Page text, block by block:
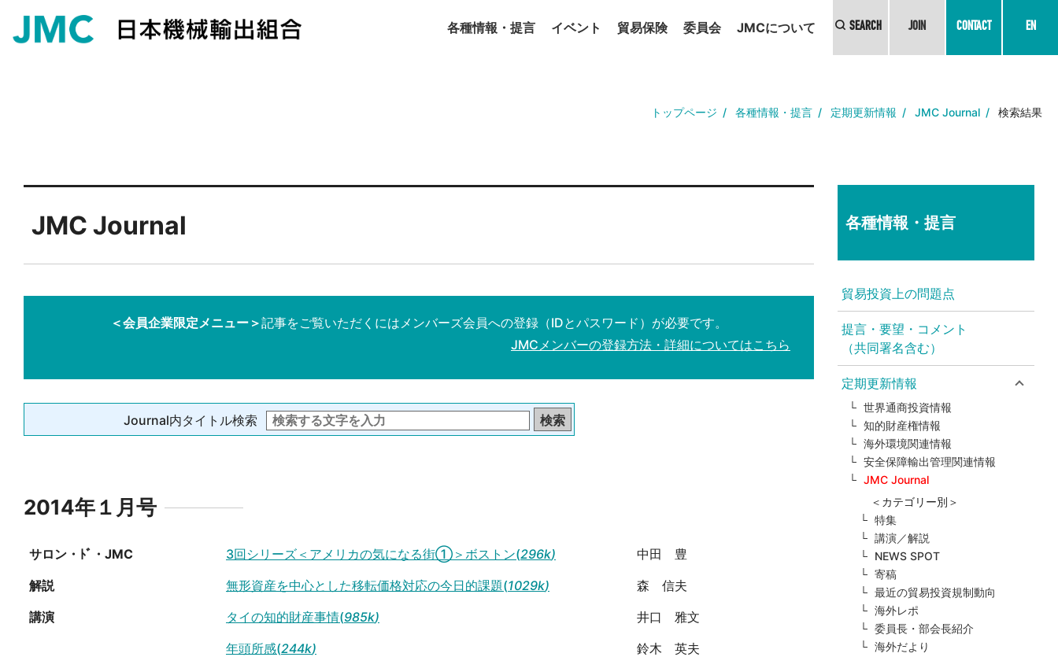
各種情報・提言 イベント 貿易保険 委員会 JMCについて SEARCH JOIN CONTACT EN
トップページ 各種情報・提言 定期更新情報 JMC Journal 検索結果
JMC Journal
＜会員企業限定メニュー＞記事をご覧いただくにはメンバーズ会員への登録（IDとパスワード）が必要です。
JMCメンバーの登録方法・詳細についてはこちら
Journal内タイトル検索
2014年１月号
サロン・ﾄﾞ・JMC 3回シリーズ＜アメリカの気になる街①＞ボストン(296k)
中田 豊
解説
無形資産を中心とした移転価格対応の今日的課題(1029k)
森 信夫
講演
タイの知的財産事情(985k)
井口 雅文
年頭所感(244k)
鈴木 英夫
各種情報・提言
貿易投資上の問題点
提言・要望・コメント
（共同署名含む）
定期更新情報
世界通商投資情報
知的財産権情報
海外環境関連情報
安全保障輸出管理関連情報
JMC Journal
＜カテゴリー別＞
特集
講演／解説
NEWS SPOT
寄稿
最近の貿易投資規制動向
海外レポ
委員長・部会長紹介
海外だより